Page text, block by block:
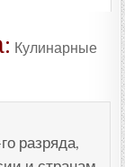
Кулинарные
разряда,